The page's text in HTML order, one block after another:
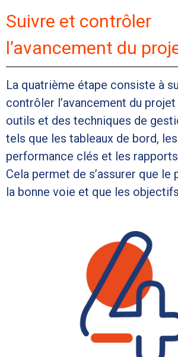
Suivre et contrôler
l’avancement du
La quatrième étape consiste à
contrôler l’avancement du
outils et des techniques de
tels que les tableaux de bord,
performance clés et les rapports
Cela permet de s’assurer que le
la bonne voie et que les